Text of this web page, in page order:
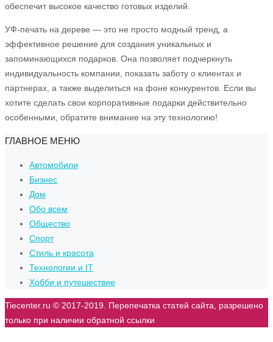
обеспечит высокое качество готовых изделий.
УФ-печать на дереве — это не просто модный тренд, а
эффективное решение для создания уникальных и
запоминающихся подарков. Она позволяет подчеркнуть
индивидуальность компании, показать заботу о клиентах и
партнерах, а также выделиться на фоне конкурентов. Если вы
хотите сделать свои корпоративные подарки действительно
особенными, обратите внимание на эту технологию!
ГЛАВНОЕ МЕНЮ
Автомобили
Бизнес
Дом
Обо всем
Общество
Спорт
Стиль и красота
Технологии и IT
Хобби и путешествие
Tiecenter.ru © 2017-2019. Перепечатка статей сайта, разрешено
только при наличии обратной ссылки